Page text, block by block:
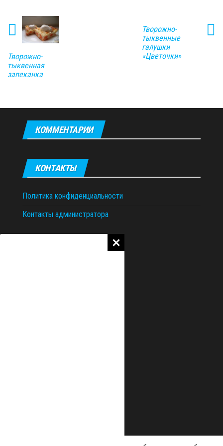
Творожно-
тыквенная
запеканка
Творожно-
тыквенные
галушки
«Цветочки»
КОММЕНТАРИИ
КОНТАКТЫ
Политика конфиденциальности
Контакты администратора